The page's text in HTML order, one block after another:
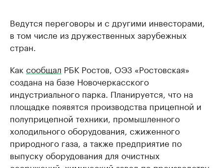
Ведутся переговоры и с другими инвесторами,
в том числе из дружественных зарубежных
стран.
Как сообщал РБК Ростов, ОЭЗ «Ростовская»
создана на базе Новочеркасского
индустриального парка. Планируется, что на
площадке появятся производства прицепной и
полуприцепной техники, промышленного
холодильного оборудования, сжиженного
природного газа, а также предприятие по
выпуску оборудования для очистных